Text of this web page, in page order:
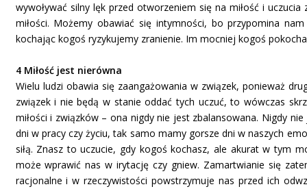
wywoływać silny lęk przed otworzeniem się na miłość i
miłości. Możemy obawiać się intymności, bo przypomina
kochając kogoś ryzykujemy zranienie. Im mocniej kogoś
4 Miłość jest nierówna
Wielu ludzi obawia się zaangażowania w związek, ponieważ
związek i nie będą w stanie oddać tych uczuć, to wówczas
miłości i związków – ona nigdy nie jest zbalansowana. Nigdy
dni w pracy czy życiu, tak samo mamy gorsze dni w naszych
siłą. Znasz to uczucie, gdy kogoś kochasz, ale akurat w tym
może wprawić nas w irytację czy gniew. Zamartwianie się
racjonalne i w rzeczywistości powstrzymuje nas przed ich